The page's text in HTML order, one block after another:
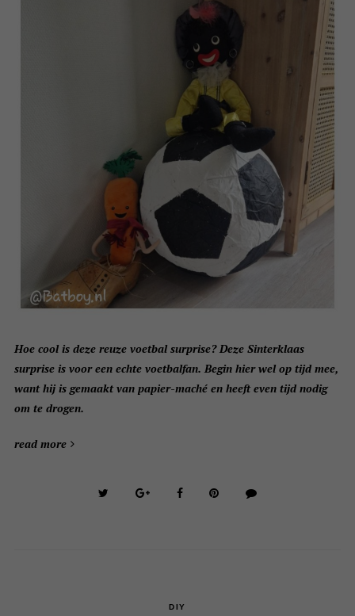
Hoe cool is deze reuze voetbal surprise? Deze Sinterklaas
surprise is voor een echte voetbalfan. Begin hier wel op tijd mee,
want hij is gemaakt van papier-maché en heeft even tijd nodig
om te drogen.
read more
DIY